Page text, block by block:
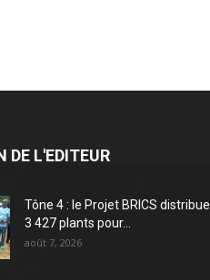
DE L'EDITEUR
Tône 4 : le Projet BRICS distribue
3 427 plants pour...
août 7, 2026